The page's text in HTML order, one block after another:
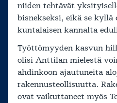
niiden tehtävät
bisnekseksi, eikä se kyllä
kuntalaisen kannalta
Työttömyyden kasvun
olisi Anttilan mielestä
ahdinkoon ajautuneita
rakennusteollisuutta.
ovat vaikuttaneet myös